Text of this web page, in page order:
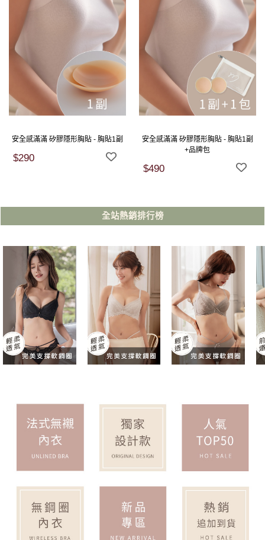
安全感滿滿 矽膠隱形胸貼 - 胸貼1副
$290
安全感滿滿 矽膠隱形胸貼 - 胸貼1副
+品牌包
$490
全站熱銷排行榜